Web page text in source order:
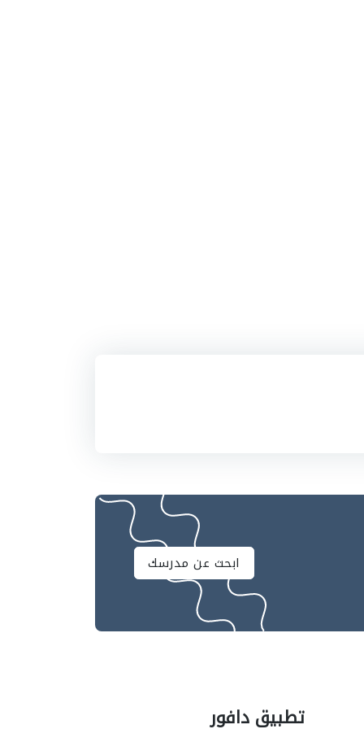
ابحث عن مدرسك
تطبيق دافور